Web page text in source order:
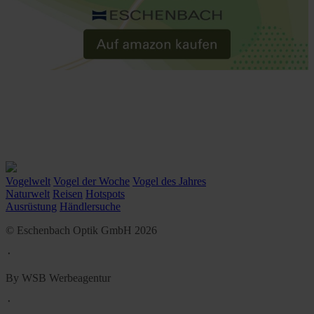
Vogelwelt Vogel der Woche Vogel des Jahres
Naturwelt Reisen Hotspots
Ausrüstung Händlersuche
© Eschenbach Optik GmbH 2026
᛫
By WSB Werbeagentur
᛫